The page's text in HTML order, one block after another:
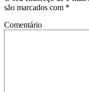
são marcados com *
Comentário